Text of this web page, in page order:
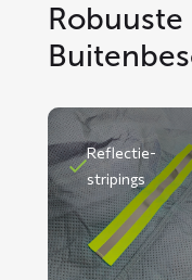
Robuuste
Reflectie-
stripings